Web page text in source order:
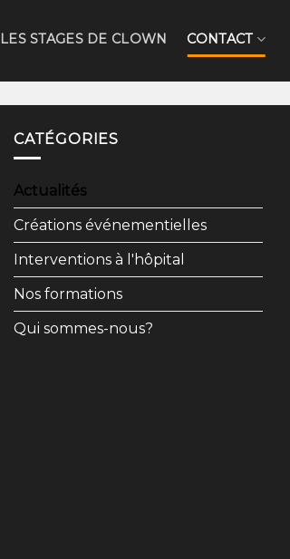
LES STAGES DE CLOWN CONTACT
CATÉGORIES
Actualités
Créations événementielles
Interventions à l'hôpital
Nos formations
Qui sommes-nous?